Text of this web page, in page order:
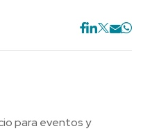
para eventos y